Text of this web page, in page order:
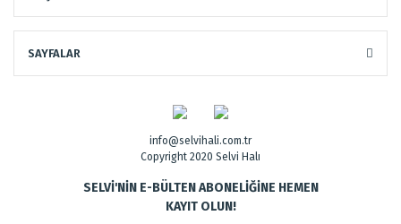
SAYFALAR
info@selvihali.com.tr
Copyright 2020 Selvi Halı
SELVİ'NİN E-BÜLTEN ABONELİĞİNE HEMEN
KAYIT OLUN!